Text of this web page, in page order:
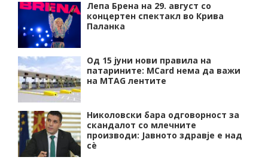
Лепа Брена на 29. август со
концертен спектакл во Крива
Паланка
Од 15 јуни нови правила на
патарините: MCard нема да важи
на MTAG лентите
Николовски бара одговорност за
скандалот со млечните
производи: Јавното здравје е над
сѐ